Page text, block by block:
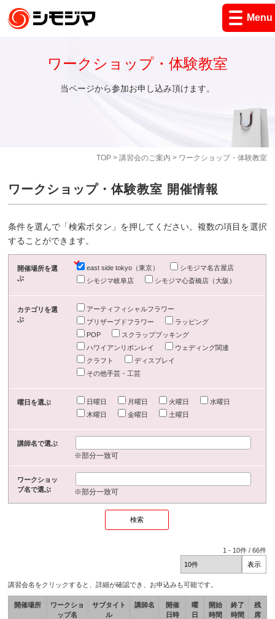
Menu
TOP> 講習会のご案内 > ワークショップ・体験教室
ワークショップ・体験教室
当ページから参加お申し込み頂けます。
ワークショップ・体験教室 開催情報
条件を選んで「検索ボタン」を押してください。複数の項目を選択
することができます。
開催場所を選
ぶ
east side tokyo（東京）
シモジマ名古屋店
シモジマ岐阜店
シモジマ心斎橋店（大阪）
カテゴリを選
ぶ
アーティフィシャルフラワー
プリザーブドフラワー
ラッピング
POP
スクラップブッキング
ハワイアンリボンレイ
ウェディング関連
クラフト
ディスプレイ
その他手芸・工芸
曜日を選ぶ 日曜日 月曜日 火曜日
水曜日
木曜日
金曜日 土曜日
講師名で選ぶ
※部分一致可
ワークショッ
プ名で選ぶ
※部分一致可
1 - 10件 /66件
講習会名をクリックすると、詳細が確認でき、お申込みも可能です。
開催場所
ワークショ
ップ名
サブタイト
ル
講師名
開催
日時
曜
日
開始
時間
終了
時間
残
席